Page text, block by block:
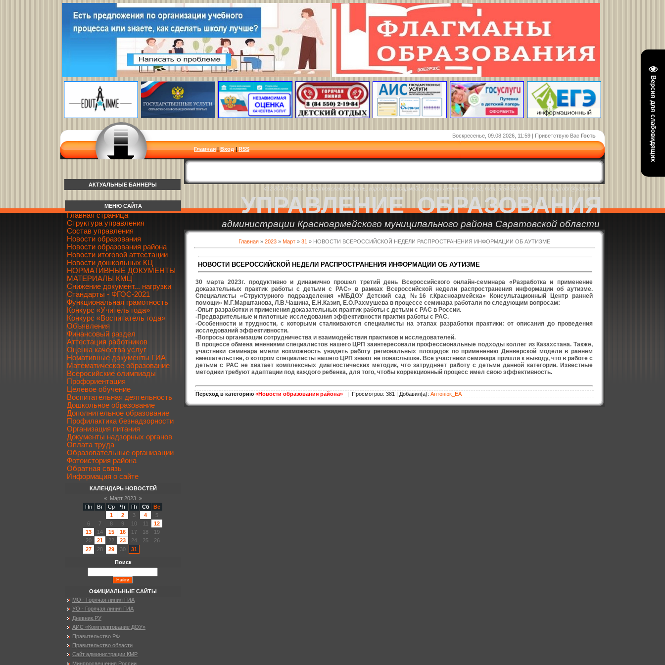
Версия для слабовидящих
Воскресенье, 09.08.2026, 11:59 | Приветствую Вас Гость
Главная |Вход|RSS
412 800, Россия, Саратовская область, город Красноармейск, улица Ленина, дом 62, тел. 8(84550) 2-17-33, krasuprobr@yandex.ru
УПРАВЛЕНИЕ ОБРАЗОВАНИЯ
администрации Красноармейского муниципального района Саратовской области
АКТУАЛЬНЫЕ БАННЕРЫ
Главная » 2023 » Март » 31 » НОВОСТИ ВСЕРОССИЙСКОЙ НЕДЕЛИ РАСПРОСТРАНЕНИЯ ИНФОРМАЦИИ ОБ АУТИЗМЕ
НОВОСТИ ВСЕРОССИЙСКОЙ НЕДЕЛИ РАСПРОСТРАНЕНИЯ ИНФОРМАЦИИ ОБ АУТИЗМЕ
30 марта 2023г. продуктивно и динамично прошел третий день Всероссийского онлайн-семинара «Разработка и применение
доказательных практик работы с детьми с РАС» в рамках Всероссийской недели распространения информации об аутизме.
Специалисты «Структурного подразделения «МБДОУ Детский сад №16 г.Красноармейска» Консультационный Центр ранней
помощи» М.Г.Марштанова, Л.В.Чашина, Е.Н.Казип, Е.О.Рахмушева в процессе семинара работали по следующим вопросам:
-Опыт разработки и применения доказательных практик работы с детьми с РАС в России.
-Предварительные и пилотные исследования эффективности практик работы с РАС.
-Особенности и трудности, с которыми сталкиваются специалисты на этапах разработки практики: от описания до проведения
исследований эффективности.
-Вопросы организации сотрудничества и взаимодействия практиков и исследователей.
В процессе обмена мнениями специалистов нашего ЦРП заинтересовали профессиональные подходы коллег из Казахстана. Также,
участники семинара имели возможность увидеть работу региональных площадок по применению Денверской модели в раннем
вмешательстве, о котором специалисты нашего ЦРП знают не понаслышке. Все участники семинара пришли к выводу, что в работе с
детьми с РАС не хватает комплексных диагностических методик, что затрудняет работу с детьми данной категории. Известные
методики требуют адаптации под каждого ребенка, для того, чтобы коррекционный процесс имел свою эффективность.
Переход в категорию «Новости образования района» | Просмотров: 381 | Добавил(а): Антонюк_ЕА
МЕНЮ САЙТА
Главная страница
Структура управления
Состав управления
Новости образования
Новости образования района
Новости итоговой аттестации
Новости дошкольных КЦ
НОРМАТИВНЫЕ ДОКУМЕНТЫ
МАТЕРИАЛЫ КМЦ
Снижение документ... нагрузки
Стандарты - ФГОС-2021
Функциональная грамотность
Конкурс «Учитель года»
Конкурс «Воспитатель года»
Объявления
Финансовый раздел
Аттестация работников
Оценка качества услуг
Номативные документы ГИА
Математическое образование
Всеросийские олимпиады
Профориентация
Целевое обучение
Воспитательная деятельность
Дошкольное образование
Дополнительное образование
Профилактика безнадзорности
Организация питания
Документы надзорных органов
Оплата труда
Образовательные организации
Фотоистория района
Обратная связь
Информация о сайте
КАЛЕНДАРЬ НОВОСТЕЙ
«
Март 2023 »
Пн
Вт Ср Чт Пт Сб
Вс
1
2 3 4
5
6
7 8 9 10 11
12
13
14 15 16 17 18
19
20
21 22 23 24 25
26
27
28 29 30 31
Поиск
ОФИЦИАЛЬНЫЕ САЙТЫ
МО - Горячая линия ГИА
УО - Горячая линия ГИА
Дневник.РУ
АИС «Комплектование ДОУ»
Правительство РФ
Правительство области
Сайт администрации КМР
Минпросвещения России